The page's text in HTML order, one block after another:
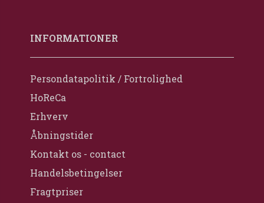
INFORMATIONER
Persondatapolitik / Fortrolighed
HoReCa
Erhverv
Åbningstider
Kontakt os - contact
Handelsbetingelser
Fragtpriser